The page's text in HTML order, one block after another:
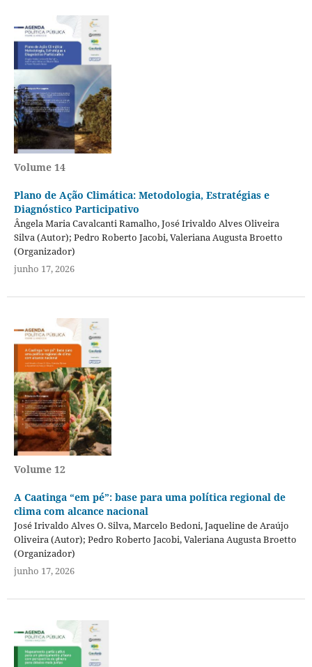
Volume 14
Plano de Ação Climática: Metodologia, Estratégias e
Diagnóstico Participativo
Ângela Maria Cavalcanti Ramalho, José Irivaldo Alves Oliveira
Silva (Autor); Pedro Roberto Jacobi, Valeriana Augusta Broetto
(Organizador)
junho 17, 2026
Volume 12
A Caatinga “em pé”: base para uma política regional de
clima com alcance nacional
José Irivaldo Alves O. Silva, Marcelo Bedoni, Jaqueline de Araújo
Oliveira (Autor); Pedro Roberto Jacobi, Valeriana Augusta Broetto
(Organizador)
junho 17, 2026